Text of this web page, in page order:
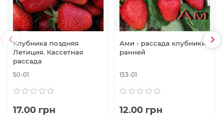
Клубника поздняя
Летиция. Кассетная
рассада
50-01
17.00 грн
Ами - рассада клубники
ранней
153-01
12.00 грн